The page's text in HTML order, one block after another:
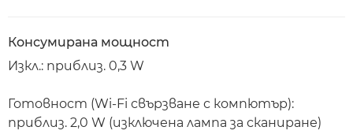
Консумирана мощност
Изкл.: приблиз. 0,3 W
Готовност (Wi-Fi свързване с компютър):
приблиз. 2,0 W (изключена лампа за сканиране)